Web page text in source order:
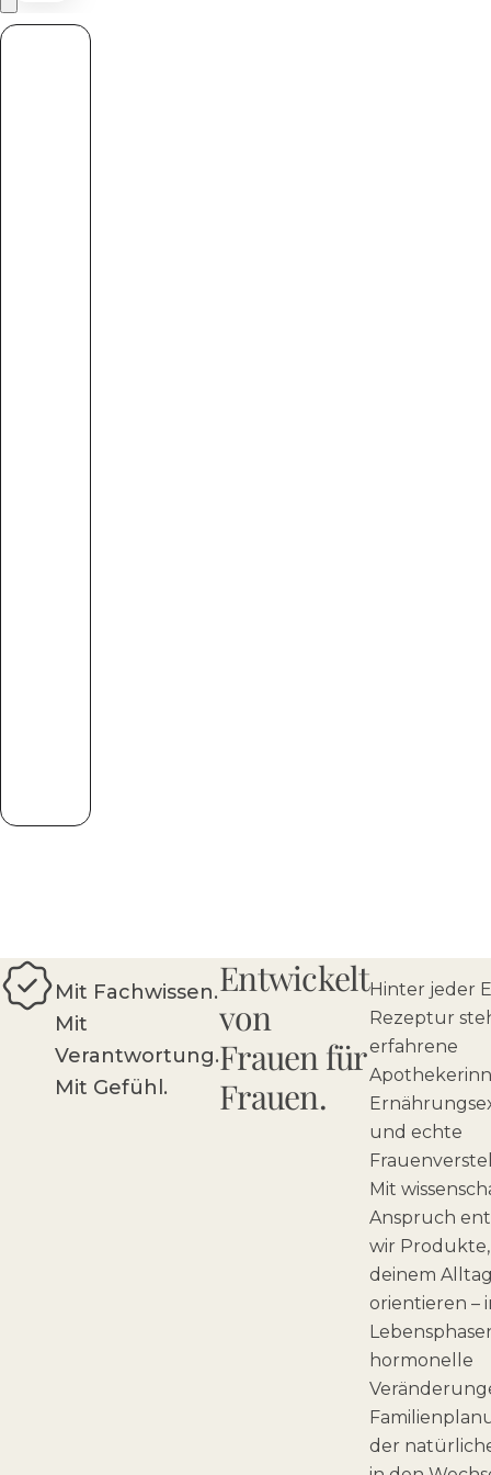
Mit Fachwissen.
Mit
Verantwortung.
Mit Gefühl.
Entwickelt
von
Frauen für
Frauen.
Hinter jeder
Rezeptur
erfahrene
und echte
Mit
Anspruch
wir Produkte,
deinem
orientieren –
hormonelle
der